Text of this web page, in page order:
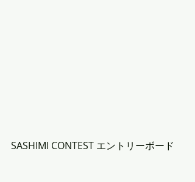
SASHIMI CONTEST エントリーボード